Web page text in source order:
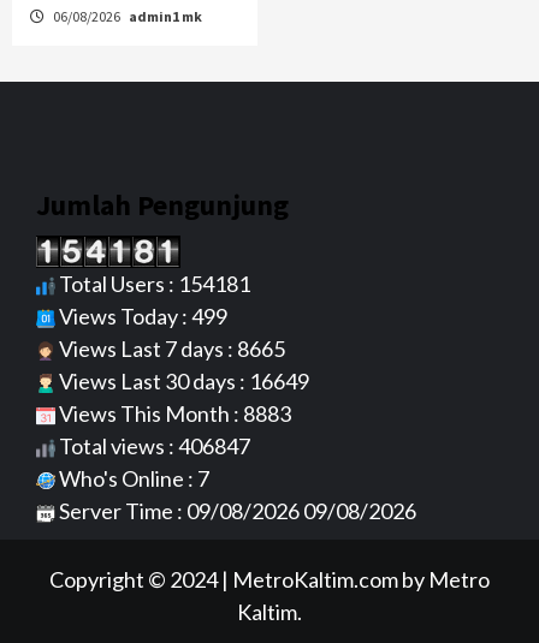
06/08/2026 admin1 mk
Jumlah Pengunjung
Total Users : 154181
Views Today : 499
Views Last 7 days : 8665
Views Last 30 days : 16649
Views This Month : 8883
Total views : 406847
Who's Online : 7
Server Time : 09/08/2026 09/08/2026
Copyright © 2024| MetroKaltim.comby Metro
Kaltim.